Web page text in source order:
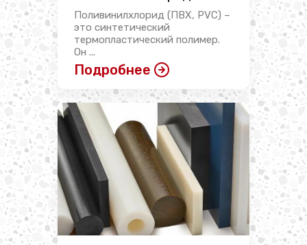
Поливинилхлорид (ПВХ, PVC) –
это синтетический
термопластический полимер.
Он ...
Подробнее